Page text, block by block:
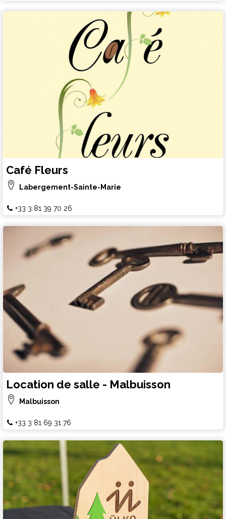
Café Fleurs
Labergement-Sainte-Marie
+33 3 81 39 70 26
Location de salle - Malbuisson
Malbuisson
+33 3 81 69 31 76